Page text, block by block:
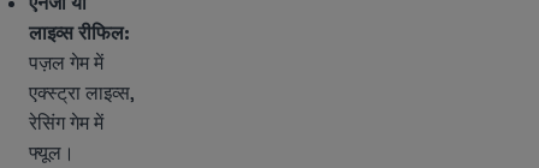
लाइव्स रीफिल:
पज़ल गेम में
एक्स्ट्रा लाइव्स,
रेसिंग गेम में
फ्यूल।